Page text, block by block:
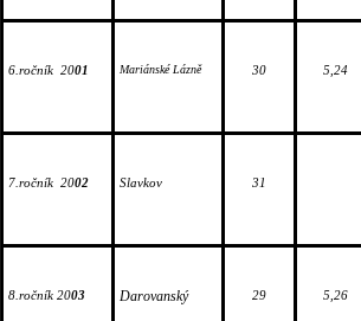
6.ročník 2001 Mariánské Lázně 30 5,24
7.ročník 2002 Slavkov 31
8.ročník 2003 Darovanský 29 5,26